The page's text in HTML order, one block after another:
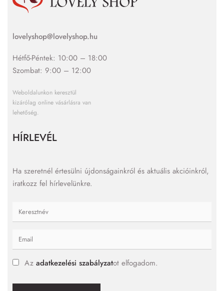
lovelyshop@lovelyshop.hu
Hétfő-Péntek: 10:00 – 18:00
Szombat: 9:00 – 12:00
Weboldalunkon keresztül
kizárólag online vásárlásra van
lehetőség.
HÍRLEVÉL
Ha szeretnél értesülni újdonságainkról és aktuális akcióinkról,
iratkozz fel hírlevelünkre.
Az adatkezelési szabályzatot elfogadom.